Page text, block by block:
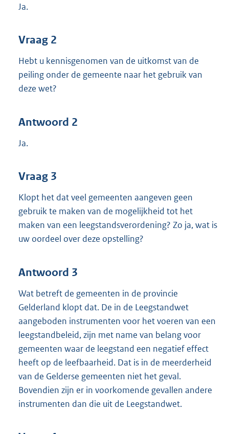
Ja.
Vraag 2
Hebt u kennisgenomen van de uitkomst van de
peiling onder de gemeente naar het gebruik van
deze wet?
Antwoord 2
Ja.
Vraag 3
Klopt het dat veel gemeenten aangeven geen
gebruik te maken van de mogelijkheid tot het
maken van een leegstandsverordening? Zo ja, wat is
uw oordeel over deze opstelling?
Antwoord 3
Wat betreft de gemeenten in de provincie
Gelderland klopt dat. De in de Leegstandwet
aangeboden instrumenten voor het voeren van een
leegstandbeleid, zijn met name van belang voor
gemeenten waar de leegstand een negatief effect
heeft op de leefbaarheid. Dat is in de meerderheid
van de Gelderse gemeenten niet het geval.
Bovendien zijn er in voorkomende gevallen andere
instrumenten dan die uit de Leegstandwet.